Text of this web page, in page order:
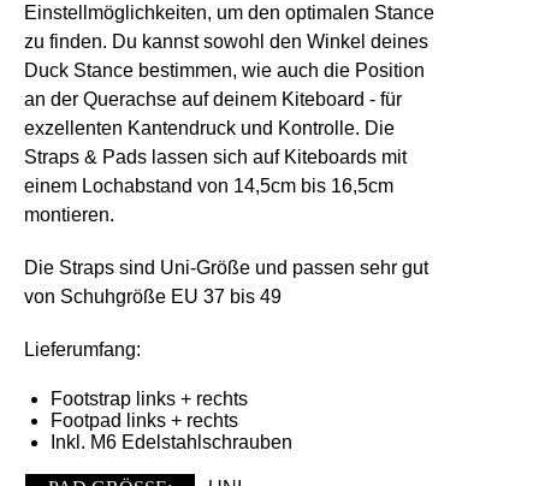
Einstellmöglichkeiten, um den optimalen Stance
zu finden. Du kannst sowohl den Winkel deines
Duck Stance bestimmen, wie auch die Position
an der Querachse auf deinem Kiteboard - für
exzellenten Kantendruck und Kontrolle. Die
Straps & Pads lassen sich auf Kiteboards mit
einem Lochabstand von 14,5cm bis 16,5cm
montieren.
Die Straps sind Uni-Größe und passen sehr gut
von Schuhgröße EU 37 bis 49
Lieferumfang:
Footstrap links + rechts
Footpad links + rechts
Inkl. M6 Edelstahlschrauben